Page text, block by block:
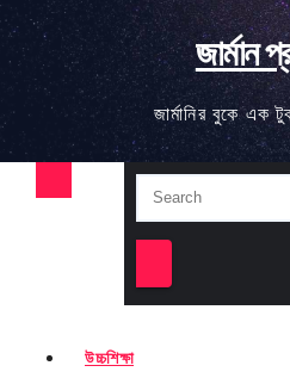
জার্মান
জার্মানির বুকে এক
উচ্চশিক্ষা